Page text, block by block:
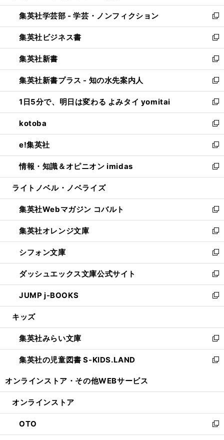
開
く
ウ
で
開
く
ン
ド
ウ
で
開
く
ウ
ィ
ン
ド
ウ
で
開
く
集英社学芸部 - 学芸・ノンフィクション
新
し
い
ウ
ィ
ン
ド
ウ
で
開
く
集英社ビジネス書
新
し
い
ウ
ィ
ン
ド
ウ
で
開
く
集英社新書
新
し
い
ウ
ィ
ン
ド
ウ
で
開
く
集英社新書プラス - 知の水先案内人
新
し
い
ウ
ィ
ン
ド
ウ
で
開
1日5分で、明日は変わる よみタイ yomitai
新
し
い
ウ
ィ
ン
ド
ウ
開
く
kotoba
新
し
い
ウ
ィ
ン
ウ
で
開
く
e!集英社
新
し
い
ウ
ン
ド
ウ
で
開
く
情報・知識＆オピニオン imidas
新
し
ウ
ィ
ン
ド
ウ
で
開
く
ライトノベル・ノベライズ
集英社Webマガジン コバルト
新
し
い
ウ
ィ
ン
ド
ウ
で
開
集英社オレンジ文庫
新
し
い
ウ
ィ
ン
ド
ウ
開
く
シフォン文庫
新
し
い
ウ
ィ
ン
ウ
で
開
く
ダッシュエックス文庫公式サイト
新
し
い
ウ
ン
ド
ウ
で
JUMP j-BOOKS
新
し
ウ
ィ
ン
ド
開
キッズ
集英社みらい文庫
新
し
い
ン
ウ
で
開
集英社の児童図書 S-KIDS.LAND
新
ウ
ン
ド
ウ
オンラインストア・ その他WEBサービス
オンラインストア
OTO
新
し